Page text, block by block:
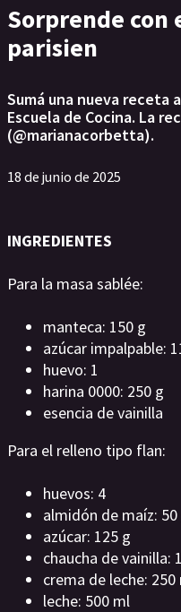
Sorprende con
parisien
Sumá una nueva receta
Escuela de Cocina. La
(@marianacorbetta).
18 de junio de 2025
INGREDIENTES
Para la masa sablée:
manteca: 150 g
azúcar impalpable:
huevo: 1
harina 0000: 250 g
esencia de vainilla
Para el relleno tipo flan:
huevos: 4
almidón de maíz: 50
azúcar: 125 g
chaucha de vainilla: 1
crema de leche: 250
leche: 500 ml